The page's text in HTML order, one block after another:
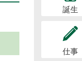
誕生
仕事